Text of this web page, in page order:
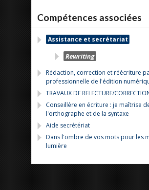
Compétences associées
Assistance et secrétariat
Rewriting
Rédaction, correction et réécriture
professionnelle de l'édition
TRAVAUX DE RELECTURE/
Conseillère en écriture : je maîtrise
l'orthographe et de la syntaxe
Aide secrétériat
Dans l'ombre de vos mots pour les
lumière